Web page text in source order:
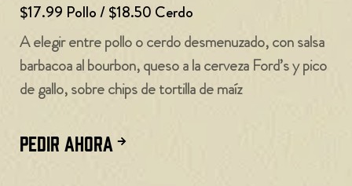
$17.99 Pollo / $18.50 Cerdo
A elegir entre pollo o cerdo desmenuzado, con salsa
barbacoa al bourbon, queso a la cerveza Ford’s y pico
de gallo, sobre chips de tortilla de maíz
PEDIR AHORA